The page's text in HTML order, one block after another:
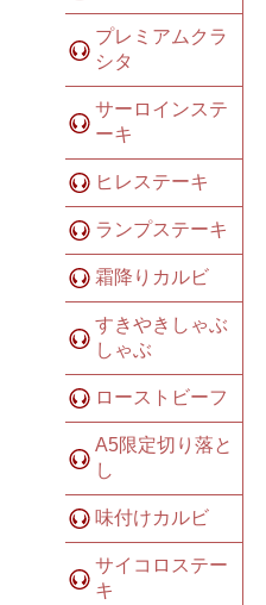
プレミアムクラ
シタ
サーロインステ
ーキ
ヒレステーキ
ランプステーキ
霜降りカルビ
すきやきしゃぶ
しゃぶ
ローストビーフ
A5限定切り落と
し
味付けカルビ
サイコロステー
キ